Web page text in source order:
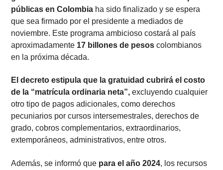
públicas en Colombia ha sido finalizado y se espera
que sea firmado por el presidente a mediados de
noviembre. Este programa ambicioso costará al país
aproximadamente 17 billones de pesos colombianos
en la próxima década.
El decreto estipula que la gratuidad cubrirá el costo
de la “matrícula ordinaria neta”, excluyendo cualquier
otro tipo de pagos adicionales, como derechos
pecuniarios por cursos intersemestrales, derechos de
grado, cobros complementarios, extraordinarios,
extemporáneos, administrativos, entre otros.
Además, se informó que para el año 2024, los recursos